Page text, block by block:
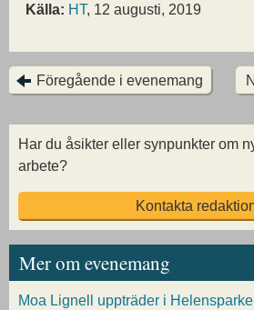
Källa: HT, 12 augusti, 2019
Föregående i evenemang
Har du åsikter eller synpunkter om
arbete?
Kontakta
Mer om evenemang
Moa Lignell uppträder i